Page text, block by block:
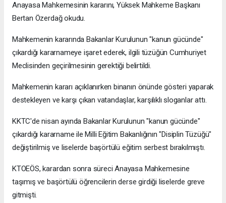
Anayasa Mahkemesinin kararını, Yüksek Mahkeme Başkanı
Bertan Özerdağ okudu.
Mahkemenin kararında Bakanlar Kurulunun "kanun gücünde"
çıkardığı kararnameye işaret ederek, ilgili tüzüğün Cumhuriyet
Meclisinden geçirilmesinin gerektiği belirtildi.
Mahkemenin kararı açıklanırken binanın önünde gösteri yaparak
destekleyen ve karşı çıkan vatandaşlar, karşılıklı sloganlar attı.
KKTC'de nisan ayında Bakanlar Kurulunun "kanun gücünde"
çıkardığı kararname ile Milli Eğitim Bakanlığının "Disiplin Tüzüğü"
değiştirilmiş ve liselerde başörtülü eğitim serbest bırakılmıştı.
KTOEÖS, karardan sonra süreci Anayasa Mahkemesine
taşımış ve başörtülü öğrencilerin derse girdiği liselerde greve
gitmişti.